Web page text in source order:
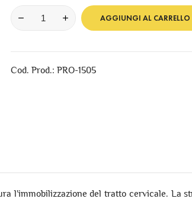
AGGIUNGI AL CARRELLO
Cod. Prod.: PRO-1505
l'immobilizzazione del tratto cervicale.